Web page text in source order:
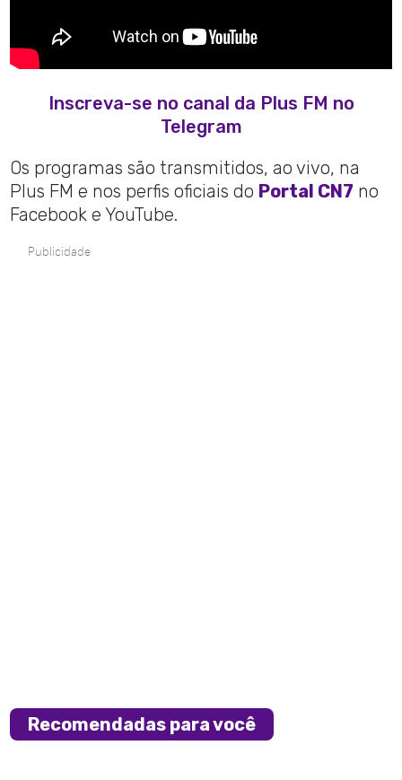
Inscreva-se no canal da Plus FM no
Telegram
Os programas são transmitidos, ao vivo, na
Plus FM e nos perfis oficiais do Portal CN7 no
Facebook e YouTube.
Publicidade
Recomendadas para você